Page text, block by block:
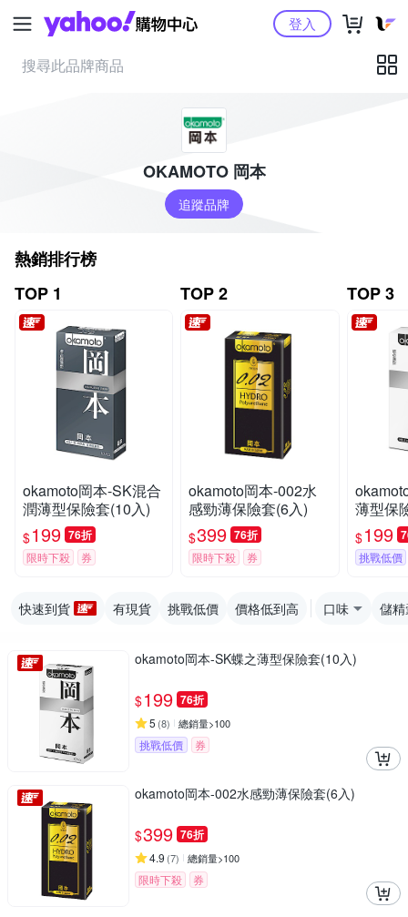
Yahoo購物中心登入
OKAMOTO 岡本
追蹤品牌
熱銷排行榜
TOP 1
okamoto岡本-SK混合
潤薄型保險套(10入)
$199 76折
限時下殺 券
TOP 2
okamoto岡本-002水
感勁薄保險套(6入)
$399 76折
限時下殺 券
TOP 3
薄型保
$199
挑戰低價
快速到貨 有現貨 挑戰低價 價格低到高 口味 儲
okamoto岡本-SK蝶之薄型保險套(10入)
$199 76折
5 (8) 總銷量>100
挑戰低價 券
okamoto岡本-002水感勁薄保險套(6入)
$399 76折
4.9 (7) 總銷量>100
限時下殺 券